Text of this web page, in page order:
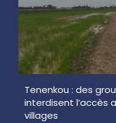
Tenenkou : des
interdisent l’accès
villages